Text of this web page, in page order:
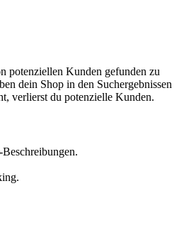
potenziellen Kunden gefunden zu
dein Shop in den Suchergebnissen
verlierst du potenzielle Kunden.